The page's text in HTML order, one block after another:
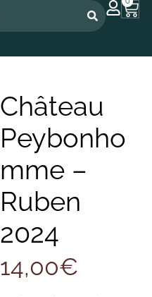
Château
Peybonho
mme –
Ruben
2024
14,00€